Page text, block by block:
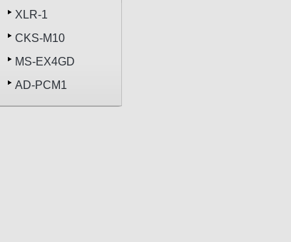
XLR-1
CKS-M10
MS-EX4GD
AD-PCM1